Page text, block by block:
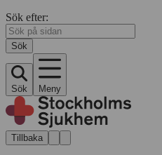
Sök efter:
Sök
Sök Meny
Tillbaka